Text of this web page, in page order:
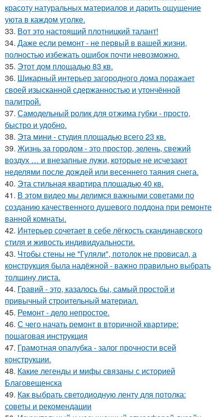
красоту натуральных материалов и дарить ощущение
уюта в каждом уголке.
33. Вот это настоящий плотницкий талант!
34. Даже если ремонт - не первый в вашей жизни,
полностью избежать ошибок почти невозможно.
35. Этот дом площадью 83 кв.
36. Шикарный интерьер загородного дома поражает
своей изысканной сдержанностью и утончённой
палитрой.
37. Самодельный ролик для отжима губки - просто,
быстро и удобно.
38. Эта мини - студия площадью всего 23 кв.
39. Жизнь за городом - это простор, зелень, свежий
воздух … и внезапные лужи, которые не исчезают
неделями после дождей или весеннего таяния снега.
40. Эта стильная квартира площадью 40 кв.
41. В этом видео мы делимся важными советами по
созданию качественного душевого поддона при ремонте
ванной комнаты.
42. Интерьер сочетает в себе лёгкость скандинавского
стиля и живость индивидуальности.
43. Чтобы стены не "Гуляли", потолок не провисал, а
конструкция была надёжной - важно правильно выбрать
толщину листа.
44. Гравий - это, казалось бы, самый простой и
привычный строительный материал.
45. Ремонт - дело непростое.
46. С чего начать ремонт в вторичной квартире:
пошаговая инструкция
47. Грамотная опалубка - залог прочности всей
конструкции.
48. Какие легенды и мифы связаны с историей
Благовещенска
49. Как выбрать светодиодную ленту для потолка:
советы и рекомендации